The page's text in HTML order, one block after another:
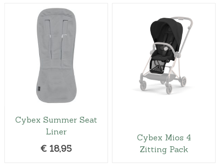
Cybex Summer Seat
Liner
€ 18,95
Cybex Mios 4
Zitting Pack